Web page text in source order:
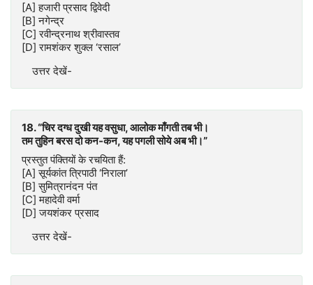
[A] हजारी प्रसाद द्विवेदी
[B] नगेन्द्र
[C] रवीन्द्रनाथ श्रीवास्तव
[D] रामशंकर शुक्ल ‘रसाल’
उत्तर देखें-
18. “चिर दग्ध दुखी यह वसुधा, आलोक माँगती तब भी।
तम तुहिन बरस दो कन-कन, यह पगली सोये अब भी।”
प्रस्तुत पंक्तियों के रचयिता हैं:
[A] सूर्यकांत त्रिपाठी ‘निराला’
[B] सुमित्रानंदन पंत
[C] महादेवी वर्मा
[D] जयशंकर प्रसाद
उत्तर देखें-